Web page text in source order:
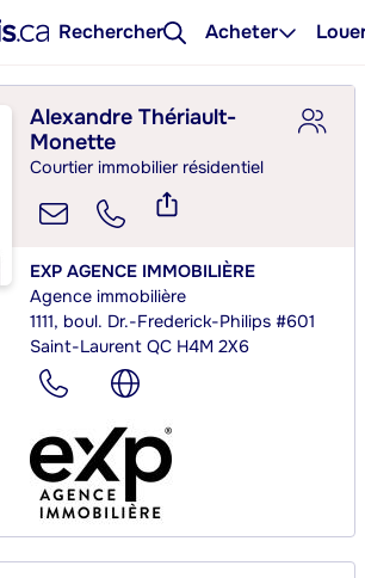
Rechercher Acheter
Alexandre Thériault-
Monette
Courtier immobilier résidentiel
EXP AGENCE IMMOBILIÈRE
Agence immobilière
1111, boul. Dr.-Frederick-Philips #601
Saint-Laurent QC H4M 2X6